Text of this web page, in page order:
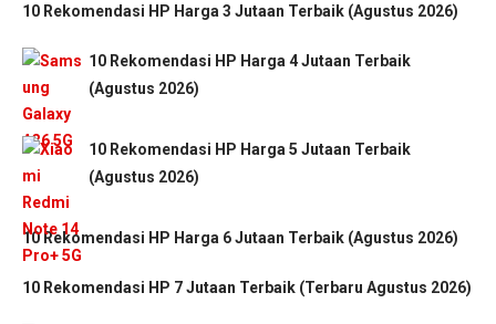
10 Rekomendasi HP Harga 3 Jutaan Terbaik (Agustus 2026)
10 Rekomendasi HP Harga 4 Jutaan Terbaik
(Agustus 2026)
10 Rekomendasi HP Harga 5 Jutaan Terbaik
(Agustus 2026)
10 Rekomendasi HP Harga 6 Jutaan Terbaik (Agustus 2026)
10 Rekomendasi HP 7 Jutaan Terbaik (Terbaru Agustus 2026)